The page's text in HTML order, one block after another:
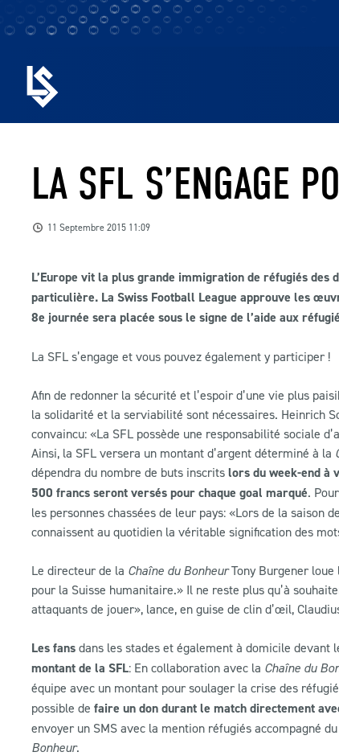
LA SFL S’ENGAGE
11 Septembre 2015 11:09
L’Europe vit la plus grande immigration de réfugiés des
particulière. La Swiss Football League approuve les
8e journée sera placée sous le signe de l’aide aux
La SFL s’engage et vous pouvez également y participer !
Afin de redonner la sécurité et l’espoir d’une vie plus
la solidarité et la serviabilité sont nécessaires. Heinrich
convaincu: «La SFL possède une responsabilité sociale
Ainsi, la SFL versera un montant d’argent déterminé à la
dépendra du nombre de buts inscrits lors du week-end à
500 francs seront versés pour chaque goal marqué.
les personnes chassées de leur pays: «Lors de la saison
connaissent au quotidien la véritable signification des
Le directeur de la Chaîne du BonheurTony Burgener loue
pour la Suisse humanitaire.» Il ne reste plus qu’à
attaquants de jouer», lance, en guise de clin d’œil,
Les fans dans les stades et également à domicile devant
montant de la SFL: En collaboration avec la Chaîne du
équipe avec un montant pour soulager la crise des
possible de faire un don durant le match directement
envoyer un SMS avec la mention réfugiés accompagné
Bonheur.